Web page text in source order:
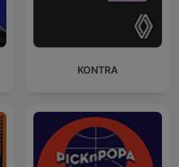
KONTRA